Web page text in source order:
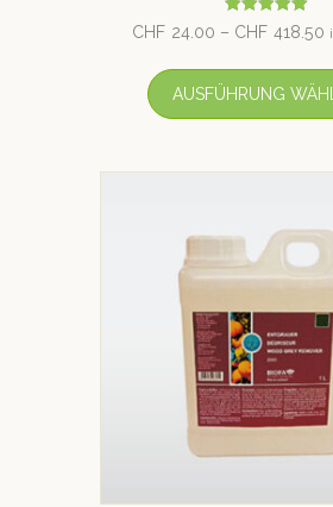
Bewertet mit
5.00
CHF 24.00 – CHF 418.50
AUSFÜHRUNG